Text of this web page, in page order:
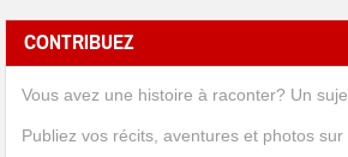
CONTRIBUEZ
Vous avez une histoire à raconter? Un
Publiez vos récits, aventures et photos sur